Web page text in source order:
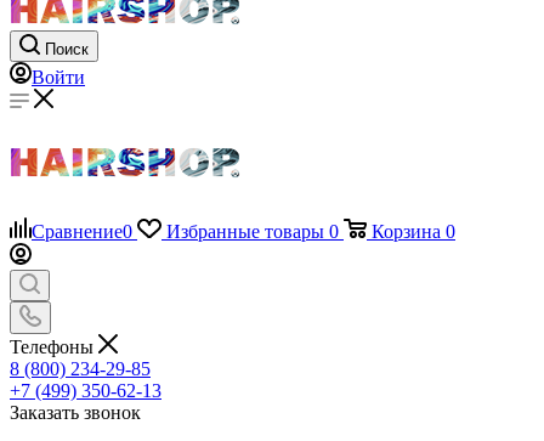
Поиск
Войти
Сравнение0 Избранные товары 0 Корзина 0
Телефоны
8 (800) 234-29-85
+7 (499) 350-62-13
Заказать звонок